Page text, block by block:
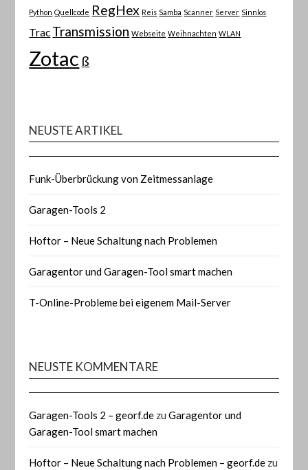
Python Quellcode RegHex Reis Samba Scanner Server Sinnlos
Trac Transmission Webseite Weihnachten WLAN
Zotac ß
NEUSTE ARTIKEL
Funk-Überbrückung von Zeitmessanlage
Garagen-Tools 2
Hoftor – Neue Schaltung nach Problemen
Garagentor und Garagen-Tool smart machen
T-Online-Probleme bei eigenem Mail-Server
NEUSTE KOMMENTARE
Garagen-Tools 2 – georf.de zuGaragentor und
Garagen-Tool smart machen
Hoftor – Neue Schaltung nach Problemen – georf.de zu